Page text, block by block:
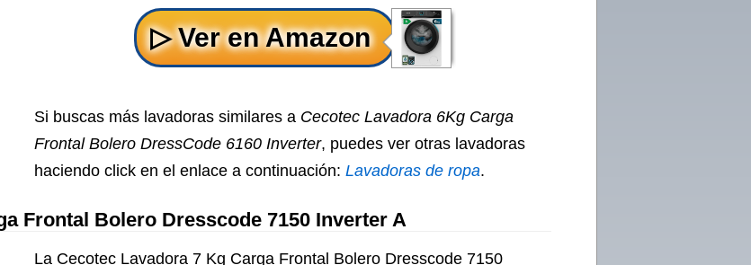
Si buscas más lavadoras similares a Cecotec Lavadora 6Kg Carga
Frontal Bolero DressCode 6160 Inverter, puedes ver otras lavadoras
haciendo click en el enlace a continuación: Lavadoras de ropa.
Frontal Bolero Dresscode 7150 Inverter A
La Cecotec Lavadora 7 Kg Carga Frontal Bolero Dresscode 7150